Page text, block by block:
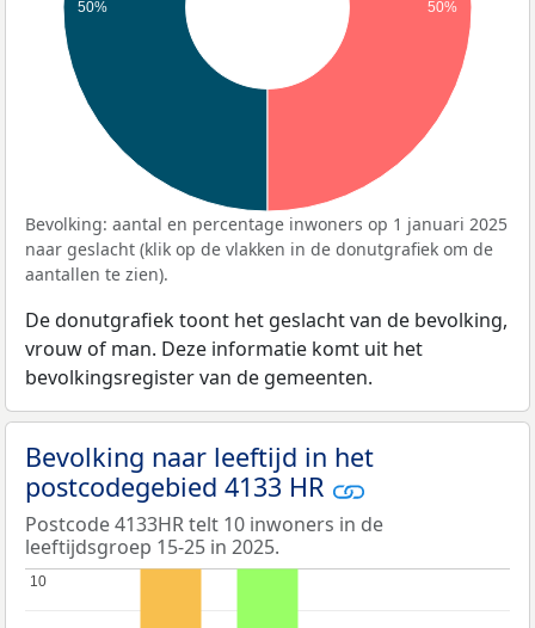
50% 50%
Bevolking: aantal en percentage inwoners op 1 januari 2025
naar geslacht (klik op de vlakken in de donutgrafiek om de
aantallen te zien).
De donutgrafiek toont het geslacht van de bevolking,
vrouw of man. Deze informatie komt uit het
bevolkingsregister van de gemeenten.
Bevolking naar leeftijd in het
postcodegebied 4133 HR
Postcode 4133HR telt 10 inwoners in de
leeftijdsgroep 15-25 in 2025.
10
10